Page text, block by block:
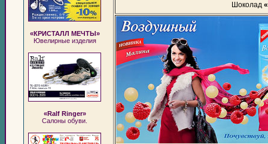
Шоколад
«КРИСТАЛЛ МЕЧТЫ»
Ювелирные изделия
«Ralf Ringer»
Салоны обуви.